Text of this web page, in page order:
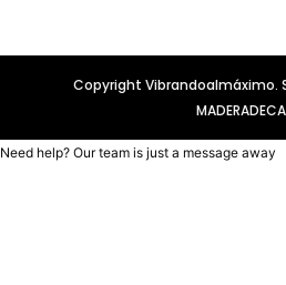
Copyright Vibrandoalmáximo.
Need help? Our team is just a message away